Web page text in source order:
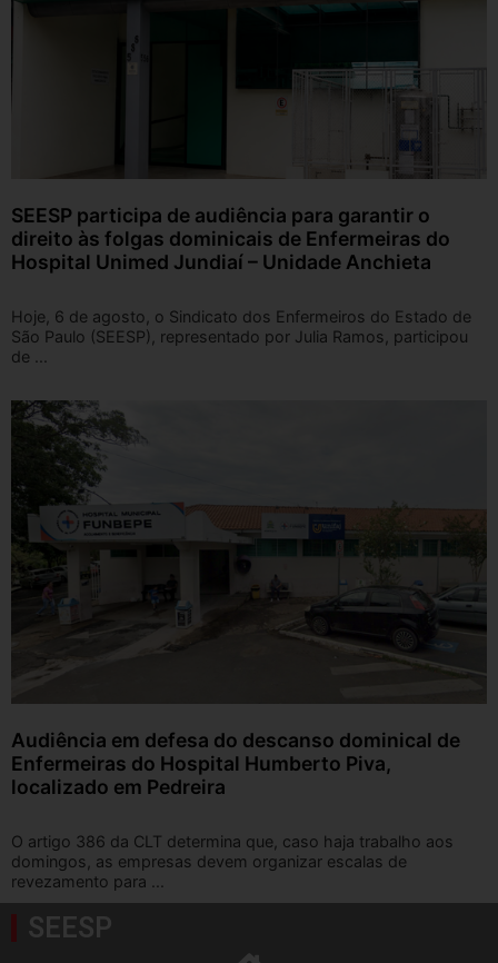
SEESP participa de audiência para garantir o
direito às folgas dominicais de Enfermeiras do
Hospital Unimed Jundiaí – Unidade Anchieta
Hoje, 6 de agosto, o Sindicato dos Enfermeiros do Estado de
São Paulo (SEESP), representado por Julia Ramos, participou
de ...
Audiência em defesa do descanso dominical de
Enfermeiras do Hospital Humberto Piva,
localizado em Pedreira
O artigo 386 da CLT determina que, caso haja trabalho aos
domingos, as empresas devem organizar escalas de
revezamento para ...
SEESP